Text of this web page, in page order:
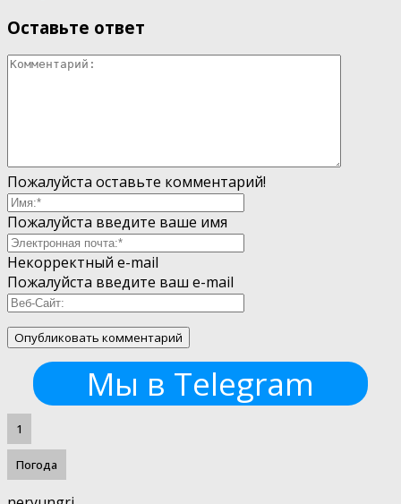
Оставьте ответ
Пожалуйста оставьте комментарий!
Пожалуйста введите ваше имя
Некорректный e-mail
Пожалуйста введите ваш e-mail
Мы в Telegram
1
Погода